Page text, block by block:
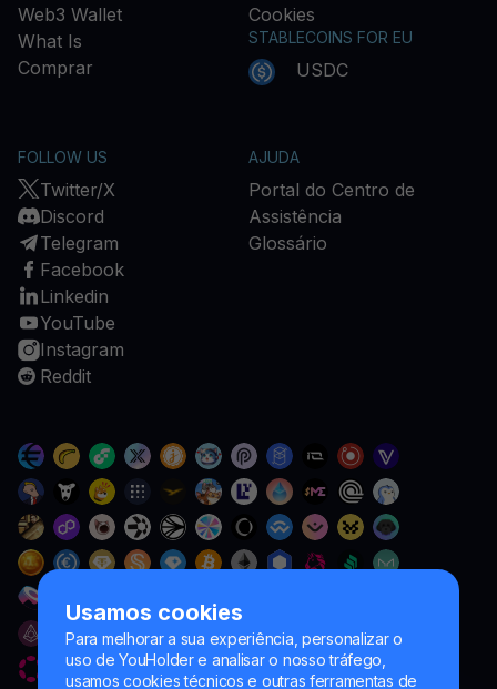
Usamos cookies
Para melhorar a sua experiência, personalizar o
uso de YouHolder e analisar o nosso tráfego,
usamos cookies técnicos e outras ferramentas de
Web3 Wallet
What Is
Comprar
Cookies
STABLECOINS FOR EU
USDC
FOLLOW US
Twitter/X
Discord
Telegram
Facebook
Linkedin
YouTube
Instagram
Reddit
AJUDA
Portal do Centro de
Assistência
Glossário